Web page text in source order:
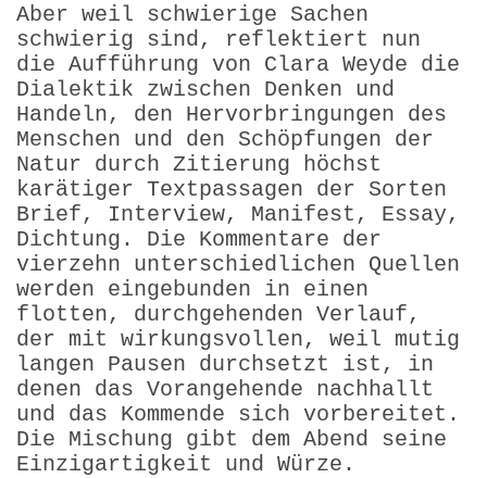
Aber weil schwierige Sachen
schwierig sind, reflektiert nun
die Aufführung von Clara Weyde die
Dialektik zwischen Denken und
Handeln, den Hervorbringungen des
Menschen und den Schöpfungen der
Natur durch Zitierung höchst
karätiger Textpassagen der Sorten
Brief, Interview, Manifest, Essay,
Dichtung. Die Kommentare der
vierzehn unterschiedlichen Quellen
werden eingebunden in einen
flotten, durchgehenden Verlauf,
der mit wirkungsvollen, weil mutig
langen Pausen durchsetzt ist, in
denen das Vorangehende nachhallt
und das Kommende sich vorbereitet.
Die Mischung gibt dem Abend seine
Einzigartigkeit und Würze.